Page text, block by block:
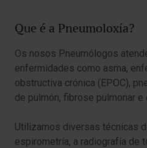
Que é a Pneumoloxía?
Os nosos Pneumólogos
enfermidades como asma,
obstructiva crónica (EPOC),
de pulmón, fibrose pulmonar
Utilizamos diversas técnicas
espirometría, a radiografía de